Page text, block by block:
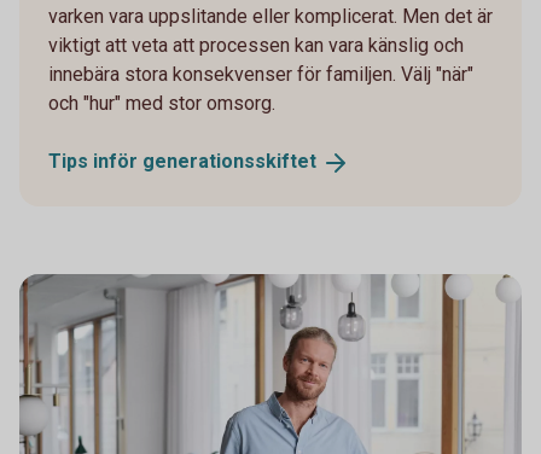
varken vara uppslitande eller komplicerat. Men det är
viktigt att veta att processen kan vara känslig och
innebära stora konsekvenser för familjen. Välj "när"
och "hur" med stor omsorg.
Tips inför generationsskiftet